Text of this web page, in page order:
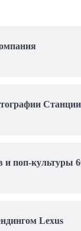
Станции
поп-культуры
Lexus